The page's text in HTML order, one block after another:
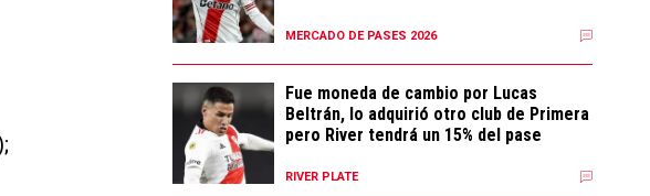
MERCADO DE PASES 2026
Fue moneda de cambio por Lucas
Beltrán, lo adquirió otro club de Primera
pero River tendrá un 15% del pase
RIVER PLATE